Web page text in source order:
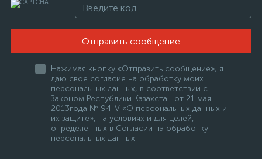
Отправить сообщение
Нажимая кнопку «Отправить сообщение», я
даю свое согласие на обработку моих
персональных данных, в соответствии с
Законом Республики Казахстан от 21 мая
2013года № 94-V «О персональных данных и
их защите», на условиях и для целей,
определенных в Согласии на обработку
персональных данных